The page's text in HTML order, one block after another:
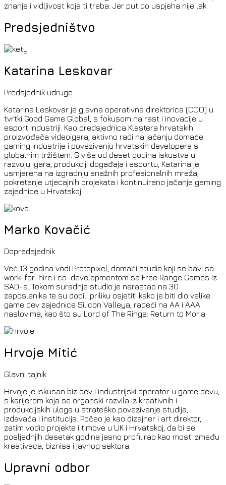
znanje i vidljivost koja ti treba. Jer put do uspjeha nije lak.
Predsjedništvo
Katarina Leskovar
Predsjednik udruge
Katarina Leskovar je glavna operativna direktorica (COO) u
tvrtki Good Game Global, s fokusom na rast i inovacije u
esport industriji. Kao predsjednica Klastera hrvatskih
proizvođača videoigara, aktivno radi na jačanju domaće
gaming industrije i povezivanju hrvatskih developera s
globalnim tržištem. S više od deset godina iskustva u
razvoju igara, produkciji događaja i esportu, Katarina je
usmjerena na izgradnju snažnih profesionalnih mreža,
pokretanje utjecajnih projekata i kontinuirano jačanje gaming
zajednice u Hrvatskoj.
Marko Kovačić
Dopredsjednik
Već 13 godina vodi Protopixel, domaći studio koji se bavi sa
work-for-hire i co-developmentom sa Free Range Games iz
SAD-a. Tokom suradnje studio je narastao na 30
zaposlenika te su dobili priliku osjetiti kako je biti dio velike
game dev zajednice Silicon Valleya, radeći na AA i AAA
naslovima, kao što su Lord of The Rings: Return to Moria.
Hrvoje Mitić
Glavni tajnik
Hrvoje je iskusan biz dev i industrijski operator u game devu,
s karijerom koja se organski razvila iz kreativnih i
produkcijskih uloga u strateško povezivanje studija,
izdavača i institucija. Počeo je kao dizajner i art direktor,
zatim vodio projekte i timove u UK i Hrvatskoj, da bi se
posljednjih desetak godina jasno profilirao kao most između
kreativaca, biznisa i javnog sektora.
Upravni odbor